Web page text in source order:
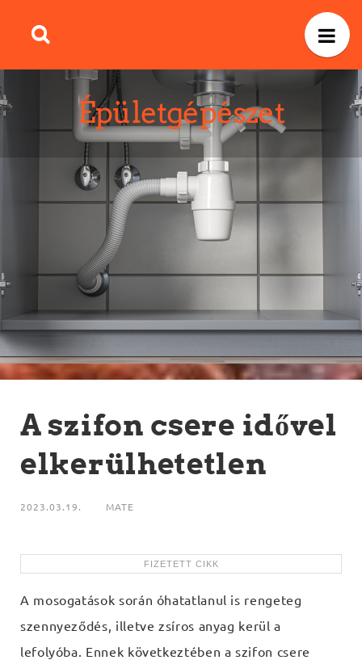
Épületgépészet
A szifon csere idővel
elkerülhetetlen
2023.03.19. MATE
A mosogatások során óhatatlanul is rengeteg
szennyeződés, illetve zsíros anyag kerül a
lefolyóba. Ennek következtében a szifon csere